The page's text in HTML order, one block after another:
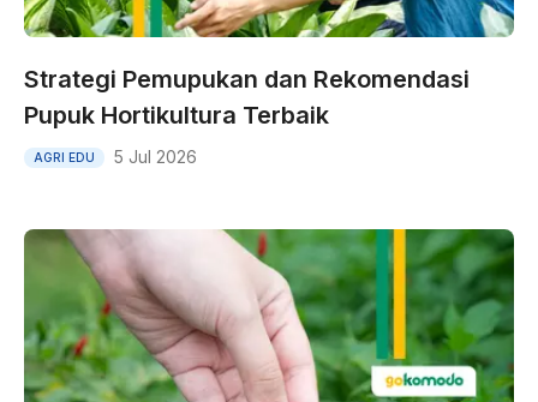
Strategi Pemupukan dan Rekomendasi
Pupuk Hortikultura Terbaik
AGRI EDU 5 Jul 2026